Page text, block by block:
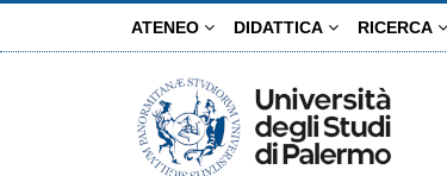
ATENEO DIDATTICA RICERCA